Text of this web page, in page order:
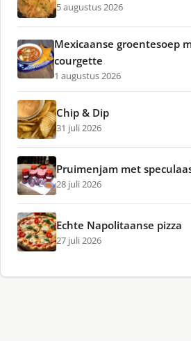
5 augustus 2026
Mexicaanse groentesoep
courgette
1 augustus 2026
Chip & Dip
31 juli 2026
Pruimenjam met
28 juli 2026
Echte Napolitaanse pizza
27 juli 2026